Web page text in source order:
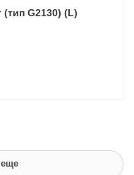
G2130) (L)
еще